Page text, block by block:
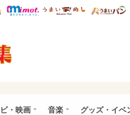
ウレぴあ総研 ディズニー特集
mimot. うまいめし
・映画 音楽 グッズ・イベ